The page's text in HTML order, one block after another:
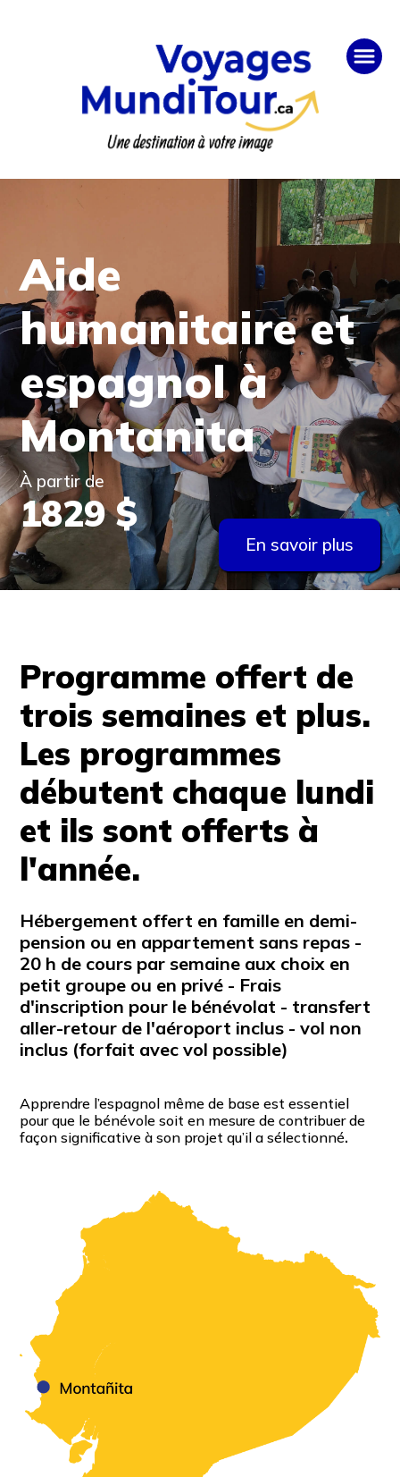
Aide
humanitaire et
espagnol à
Montanita
À partir de
1829 $
En savoir plus
Programme offert de
trois semaines et plus.
Les programmes
débutent chaque lundi
et ils sont offerts à
l'année.
Hébergement offert en famille en demi-
pension ou en appartement sans repas -
20 h de cours par semaine aux choix en
petit groupe ou en privé - Frais
d'inscription pour le bénévolat - transfert
aller-retour de l'aéroport inclus - vol non
inclus (forfait avec vol possible)
Apprendre l’espagnol même de base est essentiel
pour que le bénévole soit en mesure de contribuer de
façon significative à son projet qu’il a sélectionné.